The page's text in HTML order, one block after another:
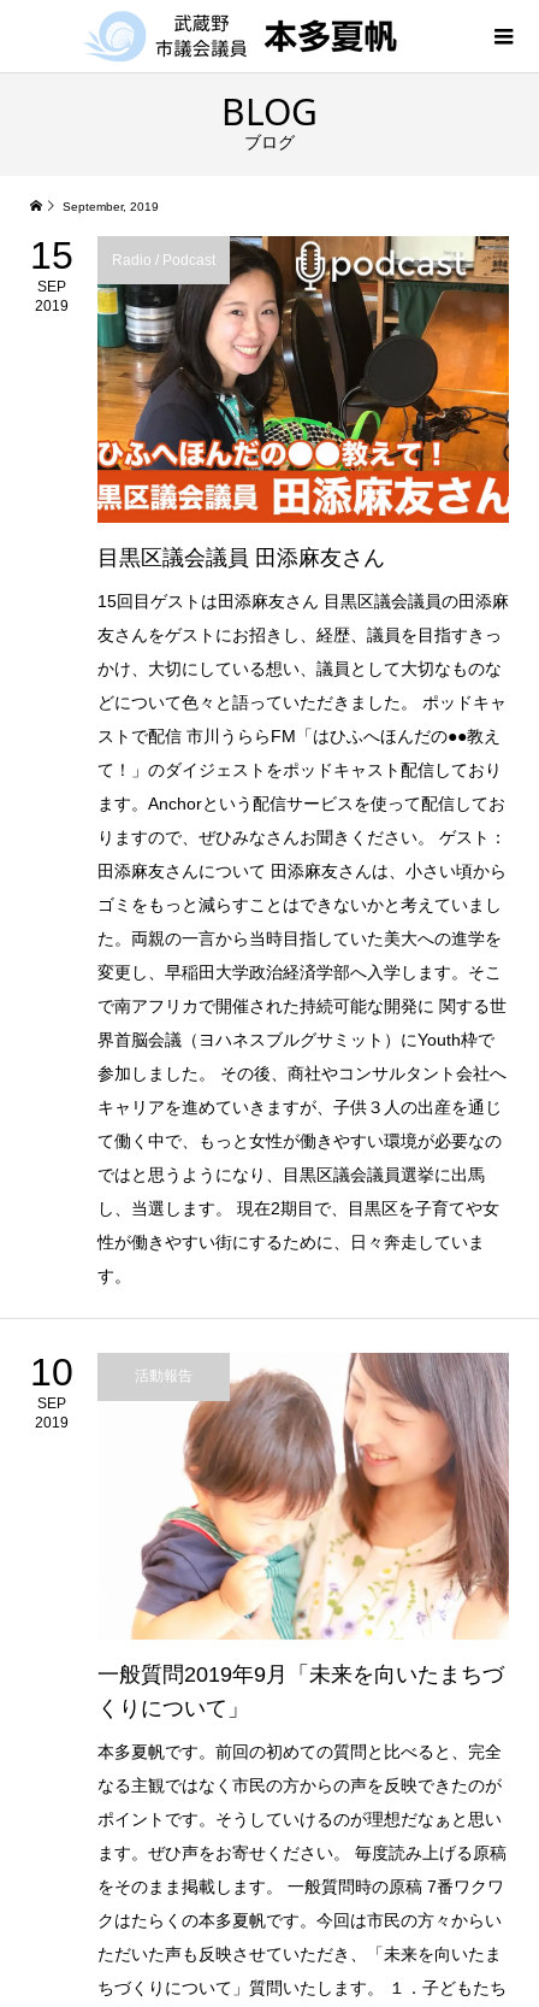
BLOG
ブログ
September, 2019
15
SEP
2019
Radio / Podcast
目黒区議会議員 田添麻友さん
15回目ゲストは田添麻友さん 目黒区議会議員の田添麻
友さんをゲストにお招きし、経歴、議員を目指すきっ
かけ、大切にしている想い、議員として大切なものな
どについて色々と語っていただきました。 ポッドキャ
ストで配信 市川うららFM「はひふへほんだの●●教え
て！」のダイジェストをポッドキャスト配信しており
ます。Anchorという配信サービスを使って配信してお
りますので、ぜひみなさんお聞きください。 ゲスト：
田添麻友さんについて 田添麻友さんは、小さい頃から
ゴミをもっと減らすことはできないかと考えていまし
た。両親の一言から当時目指していた美大への進学を
変更し、早稲田大学政治経済学部へ入学します。そこ
で南アフリカで開催された持続可能な開発に 関する世
界首脳会議（ヨハネスブルグサミット）にYouth枠で
参加しました。 その後、商社やコンサルタント会社へ
キャリアを進めていきますが、子供３人の出産を通じ
て働く中で、もっと女性が働きやすい環境が必要なの
ではと思うようになり、目黒区議会議員選挙に出馬
し、当選します。 現在2期目で、目黒区を子育てや女
性が働きやすい街にするために、日々奔走していま
す。
10
SEP
2019
活動報告
一般質問2019年9月「未来を向いたまちづ
くりについて」
本多夏帆です。前回の初めての質問と比べると、完全
なる主観ではなく市民の方からの声を反映できたのが
ポイントです。そうしていけるのが理想だなぁと思い
ます。ぜひ声をお寄せください。 毎度読み上げる原稿
をそのまま掲載します。 一般質問時の原稿 7番ワクワ
クはたらくの本多夏帆です。今回は市民の方々からい
ただいた声も反映させていただき、「未来を向いたま
ちづくりについて」質問いたします。 １．子どもたち